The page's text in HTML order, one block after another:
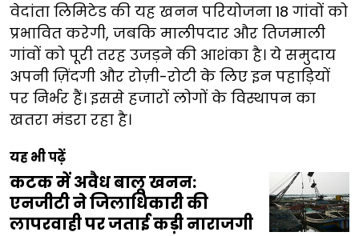
वेदांता लिमिटेड की यह खनन परियोजना 18 गांवों को
प्रभावित करेगी, जबकि मालीपदार और तिजमाली
गांवों को पूरी तरह उजड़ने की आशंका है। ये समुदाय
अपनी ज़िंदगी और रोज़ी-रोटी के लिए इन पहाड़ियों
पर निर्भर हैं। इससे हजारों लोगों के विस्थापन का
खतरा मंडरा रहा है।
यह भी पढ़ें
कटक में अवैध बालू खनन:
एनजीटी ने जिलाधिकारी की
लापरवाही पर जताई कड़ी नाराजगी